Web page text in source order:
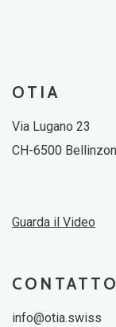
OTIA
Via Lugano 23
CH-6500
Guarda il Video
CONTATTO
info@otia.swiss